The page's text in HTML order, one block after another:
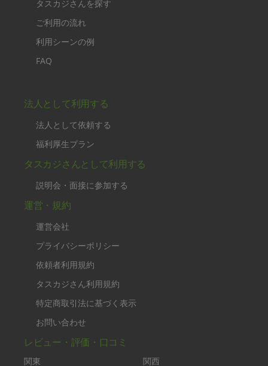
タスカジさんを探す
ご利用の流れ
利用シーンの例
FAQ
法人として利用する
法人として依頼する
福利厚生プラン
タスカジさんとして利用する
説明会・面接に参加する
運営・規約
運営会社
プライバシーポリシー
依頼者利用規約
タスカジさん利用規約
特定商取引法に基づく表示
お問い合わせ
レビュー・評価・口コミ
関東 関西